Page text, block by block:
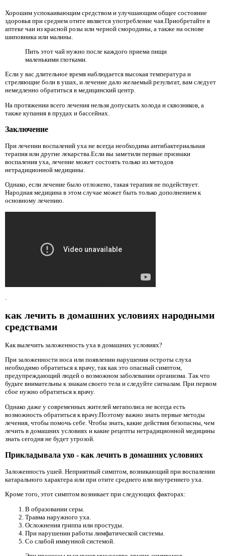
Хорошим успокаивающим средством и улучшающим общее состояние
здоровья при среднем отите является употребление чая.Приобретайте в
аптеке чаи из красной розы или черной смородины, а также на основе
шиповника или малины.
Пить этот чай нужно после каждого приема пищи
маленькими глотками.
Если у вас длительное время наблюдается высокая температура и
стреляющие боли в ушах, и лечение дало желаемый результат, вам следует
немедленно обратиться в медицинский центр.
На протяжении всего лечения нельзя допускать холода и сквозняков, а
также купания в прудах и бассейнах.
Заключение
При лечении воспалений уха не всегда необходима антибактериальная
терапия или другие лекарства.Если вы заметили первые признаки
воспаления уха, лечение может состоять только из методов
нетрадиционной медицины.
Однако, если лечение было отложено, такая терапия не подействует.
Народная медицина в этом случае может быть только дополнением к
основному лечению.
как лечить в домашних условиях народными
средствами
Как вылечить заложенность уха в домашних условиях?
При заложенности носа или появлении нарушения остроты слуха
необходимо обратиться к врачу, так как это опасный симптом,
предупреждающий людей о возможном заболевании организма. Так что
будьте внимательны к знакам своего тела и следуйте сигналам. При первом
сбое нужно обратиться к врачу.
Однако даже у современных жителей мегаполиса не всегда есть
возможность обратиться к врачу.Поэтому важно знать первые методы
лечения, чтобы помочь себе. Чтобы знать, какие действия безопасны, чем
лечить в домашних условиях и какие рецепты нетрадиционной медицины
знать сегодня не будет угрозой.
Прикладывала ухо - как лечить в домашних условиях
Заложенность ушей. Неприятный симптом, возникающий при воспалении
катарального характера или при отите среднего или внутреннего уха.
Кроме того, этот симптом возникает при следующих факторах:
В образовании серы.
Травма наружного уха.
Осложнения гриппа или простуды.
При нарушении работы лимфатической системы.
Со слабой иммунной системой.